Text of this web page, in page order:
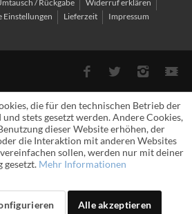
/ Rückgabe
Widerruf erklären
Einstellungen Lieferzeit Impressum
die für den technischen Betrieb der
stets gesetzt werden. Andere Cookies,
dieser Website erhöhen, der
die Interaktion mit anderen Websites
sollen, werden nur mit deiner
gesetzt. Mehr Informationen
Alle akzeptieren